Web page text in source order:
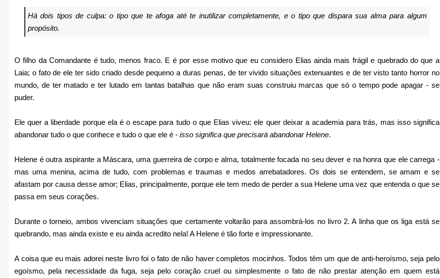
Há dois tipos de culpa: o tipo que te afoga até te inutilizar completamente, e o tipo que dispara sua alma para algum
propósito.
O filho da Comandante é tudo, menos fraco. E é por esse motivo que eu considero Elias ainda mais frágil e quebrado do que a
Laia; o fato de ele ter sido criado desde pequeno a duras penas, de ter vivido situações extenuantes e de ter visto tanto horror no
mundo, de ter matado e ter lutado em tantas batalhas que não eram suas construiu marcas que só o tempo pode apagar - se
puder.
Ele quer a liberdade porque ela é o escape para tudo o que Elias viveu; ele quer deixar a academia para trás, mas isso significa
abandonar tudo o que conhece e tudo o que ele é - isso significa que precisará abandonar Helene.
Helene é outra aspirante a Máscara, uma guerreira de corpo e alma, totalmente focada no seu dever e na honra que ele carrega -
mas uma menina, acima de tudo, com problemas e traumas e medos arrebatadores. Os dois se entendem, se amam e se
afastam por causa desse amor; Elias, principalmente, porque ele tem medo de perder a sua Helene uma vez que entenda o que se
passa em seus corações.
Durante o torneio, ambos vivenciam situações que certamente voltarão para assombrá-los no livro 2. A linha que os liga está se
quebrando, mas ainda existe e eu ainda acredito nela! A Helene é tão forte e impressionante.
A coisa que eu mais adorei neste livro foi o fato de não haver completos mocinhos. Todos têm um que de anti-heroísmo, seja pelo
egoísmo, pela necessidade da fuga, seja pelo coração cruel ou simplesmente o fato de não prestar atenção em quem está